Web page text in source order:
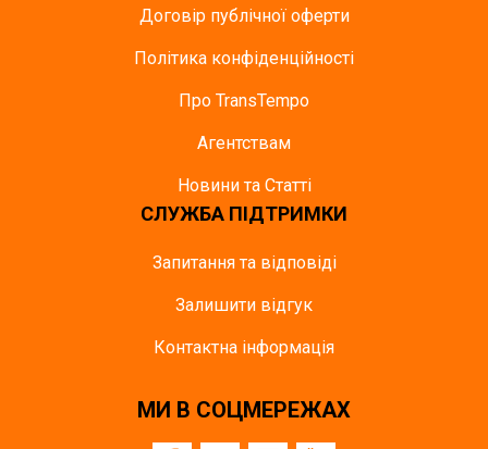
Договір публічної оферти
Політика конфіденційності
Про TransTempo
Агентствам
Новини та Статті
СЛУЖБА ПІДТРИМКИ
Запитання та відповіді
Залишити відгук
Контактна інформація
МИ В СОЦМЕРЕЖАХ